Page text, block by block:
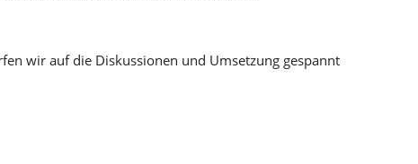
wir auf die Diskussionen und Umsetzung gespannt